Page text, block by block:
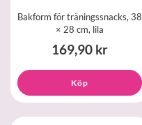
Bakform för träningssnacks, 38
× 28 cm, lila
169,90 kr
Köp